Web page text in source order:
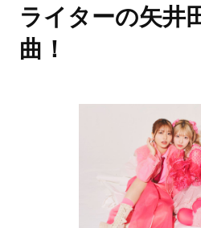
ライターの矢井
曲！